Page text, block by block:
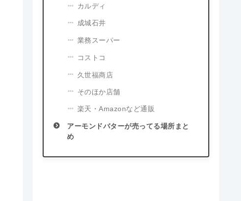
カルディ
成城石井
業務スーパー
コストコ
久世福商店
そのほか店舗
楽天・Amazonなど通販
アーモンドバターが売ってる場所まと
め